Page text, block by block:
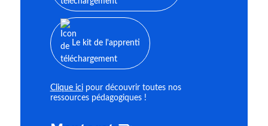
Le kit de l'apprenti
Clique icipour découvrir toutes nos
ressources pédagogiques !